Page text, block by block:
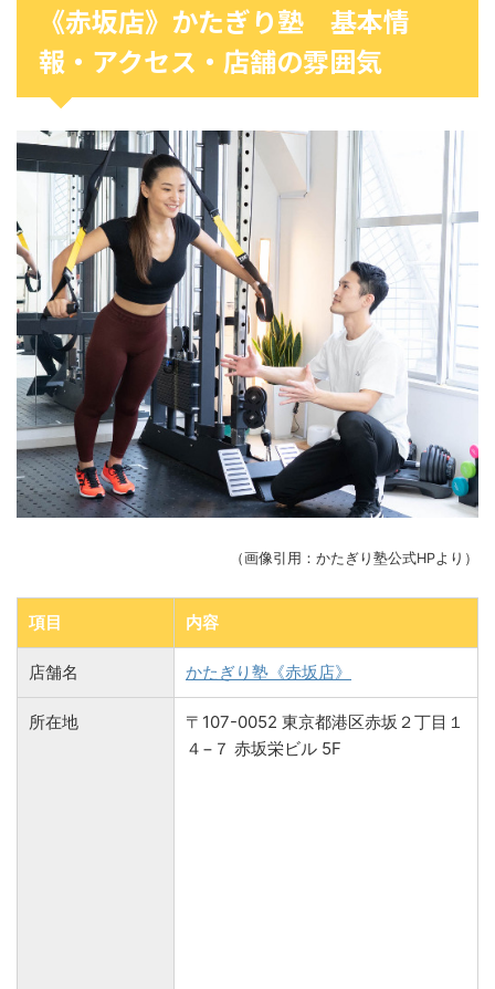
《赤坂店》かたぎり塾 基本情
報・アクセス・店舗の雰囲気
（画像引用：かたぎり塾公式HPより）
項目 内容
店舗名 かたぎり塾《赤坂店》
所在地
〒107-0052 東京都港区赤坂２丁目１
４−７ 赤坂栄ビル 5F